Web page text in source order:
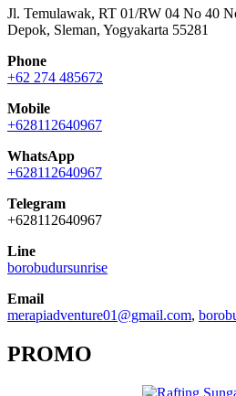
Jl. Temulawak, RT 01/RW 04 No 40
Depok, Sleman, Yogyakarta 55281
Phone
+62 274 485672
Mobile
+628112640967
WhatsApp
+628112640967
Telegram
+628112640967
Line
borobudursunrise
Email
merapiadventure01@gmail.com,
PROMO